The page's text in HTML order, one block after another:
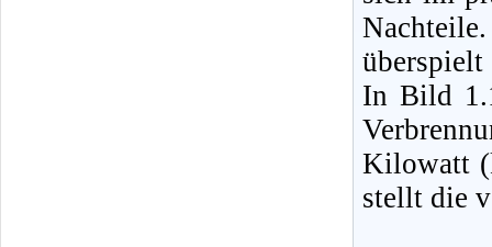
In Bild
Kilowatt
stellt die